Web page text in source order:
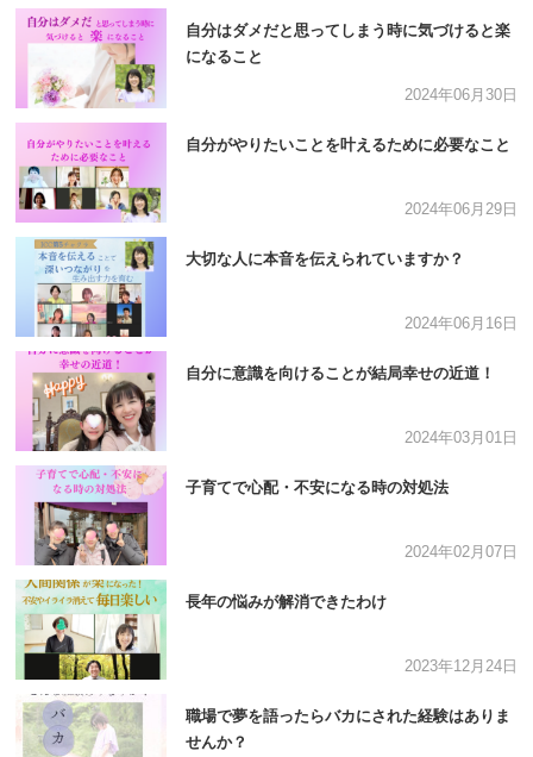
自分はダメだと思ってしまう時に気づけると楽
になること
2024年06月30日
自分がやりたいことを叶えるために必要なこと
2024年06月29日
大切な人に本音を伝えられていますか？
2024年06月16日
自分に意識を向けることが結局幸せの近道！
2024年03月01日
子育てで心配・不安になる時の対処法
2024年02月07日
長年の悩みが解消できたわけ
2023年12月24日
職場で夢を語ったらバカにされた経験はありま
せんか？